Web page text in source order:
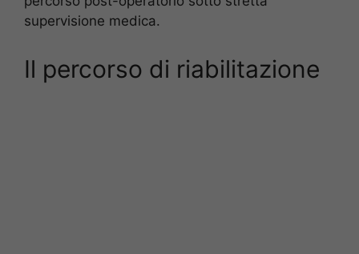
supervisione medica.​
Il percorso di riabilitazione